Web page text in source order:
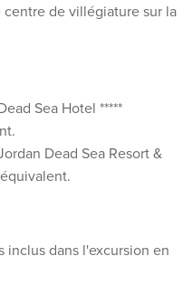
de villégiature sur la
Sea Hotel *****
Dead Sea Resort &
inclus dans l'excursion en